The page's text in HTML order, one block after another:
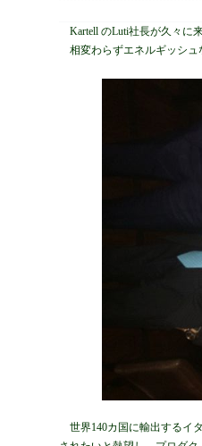
Kartell のLuti社長が久々に
相変わらずエネルギッシュ
世界140カ国に輸出するイ